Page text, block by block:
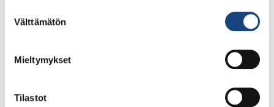
valinta
Välttämätön
Mieltymykset
Tilastot
for competitors and referees alike to get the feel for
an international level event. Karinkanta is in action on
international level referees from Finland, the Nordics,
and Germany. The level of refereeing in the event is
high, and the referees have communicated actively
with each other throughout the event. Karinkanta also